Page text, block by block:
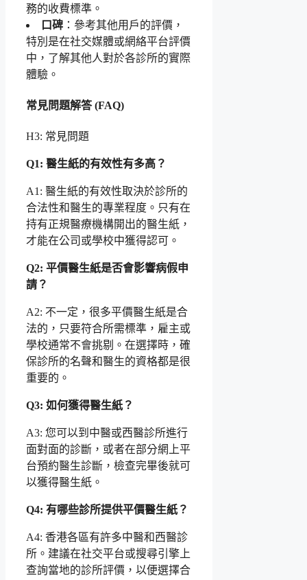
務的收費標準。
口碑 ：參考其他用戶的評價，
特別是在社交媒體或網絡平台評價
中，了解其他人對於各診所的實際
體驗。
常見問題解答 (FAQ)
H3: 常見問題
Q1: 醫生紙的有效性有多高？
A1: 醫生紙的有效性取決於診所的
合法性和醫生的專業程度。只有在
持有正規醫療機構開出的醫生紙，
才能在公司或學校中獲得認可。
Q2: 平價醫生紙是否會影響病假申
請？
A2: 不一定，很多平價醫生紙是合
法的，只要符合所需標準，雇主或
學校通常不會挑剔。在選擇時，確
保診所的名聲和醫生的資格都是很
重要的。
Q3: 如何獲得醫生紙？
A3: 您可以到中醫或西醫診所進行
面對面的診斷，或者在部分網上平
台預約醫生診斷，檢查完畢後就可
以獲得醫生紙。
Q4: 有哪些診所提供平價醫生紙？
A4: 香港各區有許多中醫和西醫診
所。建議在社交平台或搜尋引擎上
查詢當地的診所評價，以便選擇合